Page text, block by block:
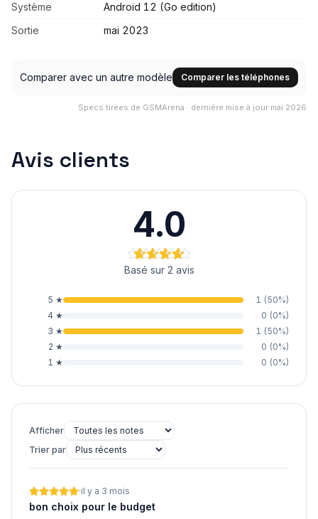
Système
Android 12 (Go edition)
Sortie
mai 2023
Comparer avec un autre modèle Comparer les téléphones
Specs tirées de GSMArena · dernière mise à jour mai 2026
Avis clients
4.0
Basé sur 2 avis
5 ★ 1 (50%)
4 ★ 0 (0%)
3 ★ 1 (50%)
2 ★ 0 (0%)
1 ★ 0 (0%)
Afficher
Trier par
·il y a 3 mois
bon choix pour le budget